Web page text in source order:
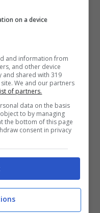
mia famiglia
2013 ho
di
grado di essere
nel
possibilità
con me
on a device
and information from
and other device
and shared with 319
We and our partners
of partners.
data on the basis
to by managing
the bottom of this page
consent in privacy